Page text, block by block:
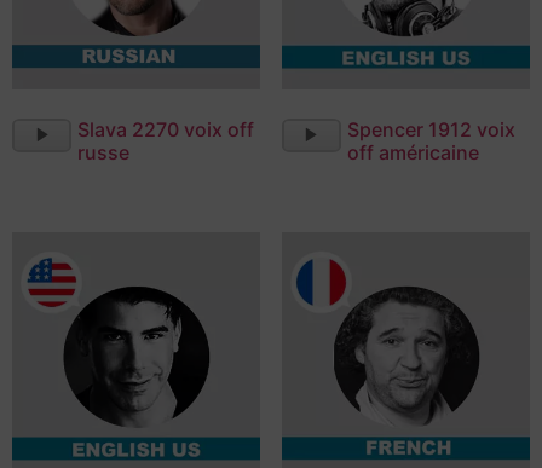
LecteurSlava 2270 voix off
russe
LecteurSpencer 1912 voix
off américaine